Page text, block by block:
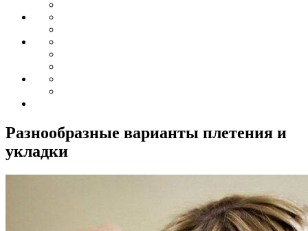
Разнообразные варианты плетения и
укладки